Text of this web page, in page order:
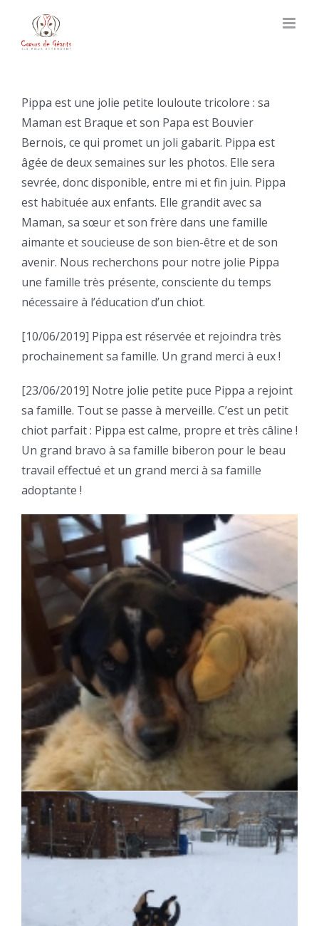
content
Pippa est une jolie petite louloute tricolore : sa
Maman est Braque et son Papa est Bouvier
Bernois, ce qui promet un joli gabarit. Pippa est
âgée de deux semaines sur les photos. Elle sera
sevrée, donc disponible, entre mi et fin juin. Pippa
est habituée aux enfants. Elle grandit avec sa
Maman, sa sœur et son frère dans une famille
aimante et soucieuse de son bien-être et de son
avenir. Nous recherchons pour notre jolie Pippa
une famille très présente, consciente du temps
nécessaire à l’éducation d’un chiot.
[10/06/2019] Pippa est réservée et rejoindra très
prochainement sa famille. Un grand merci à eux !
[23/06/2019] Notre jolie petite puce Pippa a rejoint
sa famille. Tout se passe à merveille. C’est un petit
chiot parfait : Pippa est calme, propre et très câline !
Un grand bravo à sa famille biberon pour le beau
travail effectué et un grand merci à sa famille
adoptante !